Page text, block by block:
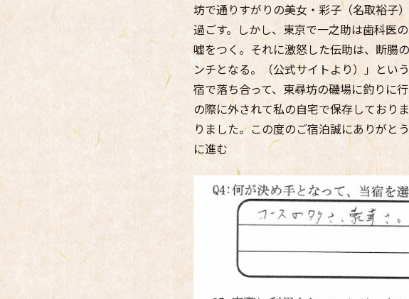
坊で通りすがりの美女・彩子（名取裕子
過ごす。しかし、東京で一之助は歯科医
嘘をつく。それに激怒した伝助は、断腸
ンチとなる。（公式サイトより）」とい
宿で落ち合って、東尋坊の磯場に釣りに
の際に外されて私の自宅で保存しており
りました。この度のご宿泊誠にありがと
に進む